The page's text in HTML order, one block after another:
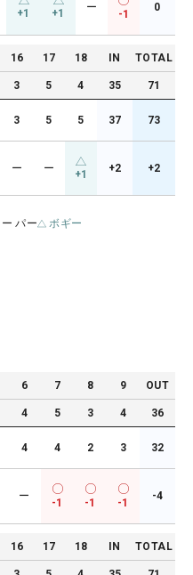
+1 +1 ー
-1
0
16 17 18 IN TOTAL
3 5 4 35 71
3 5 5 37 73
ー ー +1 +2 +2
ー パー ボギー
6 7 8 9 OUT
4 5 3 4 36
4 4 2 3 32
ー
-1 -1 -1
-4
16 17 18 IN TOTAL